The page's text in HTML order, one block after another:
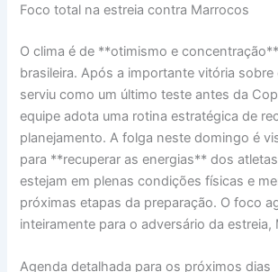
Foco total na estreia contra Marrocos
O clima é de **otimismo e
brasileira. Após a importante vitória sobre
serviu como um último teste antes da
equipe adota uma rotina estratégica de
planejamento. A folga neste domingo é
para **recuperar as energias** dos
estejam em plenas condições físicas e
próximas etapas da preparação. O foco
inteiramente para o adversário da estreia,
Agenda detalhada para os próximos dias